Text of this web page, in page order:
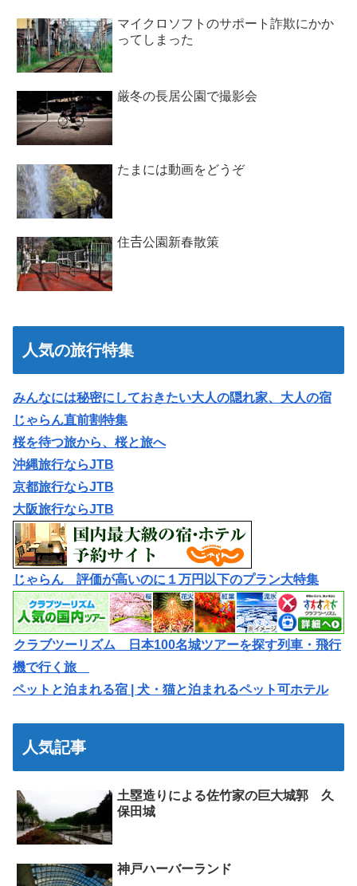
マイクロソフトのサポート詐欺にかか
ってしまった
厳冬の長居公園で撮影会
たまには動画をどうぞ
住𠮷公園新春散策
人気の旅行特集
みんなには秘密にしておきたい大人の隠れ家、大人の宿
じゃらん直前割特集
桜を待つ旅から、桜と旅へ
沖縄旅行ならJTB
京都旅行ならJTB
大阪旅行ならJTB
じゃらん 評価が高いのに１万円以下のプラン大特集
クラブツーリズム 日本100名城ツアーを探す列車・飛行
機で行く旅
ペットと泊まれる宿 | 犬・猫と泊まれるペット可ホテル
人気記事
土塁造りによる佐竹家の巨大城郭 久
保田城
神戸ハーバーランド